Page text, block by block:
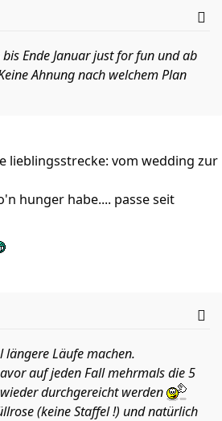
Ende Januar just for fun und ab
Ahnung nach welchem Plan
lieblingsstrecke: vom wedding zur
hunger habe.... passe seit
längere Läufe machen.
auf jeden Fall mehrmals die 5
durchgereicht werden
(keine Staffel !) und natürlich